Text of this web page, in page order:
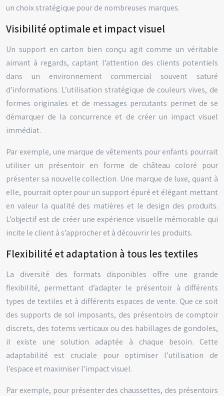
un choix stratégique pour de nombreuses marques.
Visibilité optimale et impact visuel
Un support en carton bien conçu agit comme un véritable
aimant à regards, captant l’attention des clients potentiels
dans un environnement commercial souvent saturé
d’informations. L’utilisation stratégique de couleurs vives, de
formes originales et de messages percutants permet de se
démarquer de la concurrence et de créer un impact visuel
immédiat.
Par exemple, une marque de vêtements pour enfants pourrait
utiliser un présentoir en forme de château coloré pour
présenter sa nouvelle collection. Une marque de luxe, quant à
elle, pourrait opter pour un support épuré et élégant mettant
en valeur la qualité des matières et le design des produits.
L’objectif est de créer une expérience visuelle mémorable qui
incite le client à s’approcher et à découvrir les produits.
Flexibilité et adaptation à tous les textiles
La diversité des formats disponibles offre une grande
flexibilité, permettant d’adapter le présentoir à différents
types de textiles et à différents espaces de vente. Que ce soit
des supports de sol imposants, des présentoirs de comptoir
discrets, des totems verticaux ou des habillages de gondoles,
il existe une solution adaptée à chaque besoin. Cette
adaptabilité est cruciale pour optimiser l’utilisation de
l’espace et maximiser l’impact visuel.
Par exemple, pour présenter des chaussettes, des présentoirs